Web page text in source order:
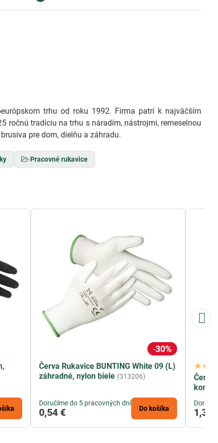
trhu od roku 1992. Firma patrí k najväčším
ročnú tradíciu na trhu s náradím, nástrojmi, remeselnou
pre dom, dielňu a záhradu.
Pracovné rukavice
30%
Červa Rukavice BUNTING White 09 (L)
záhradné, nylon biele (313206)
Doručíme do 5 pracovných dní
0,54 € Do košíka
Červa
1,33